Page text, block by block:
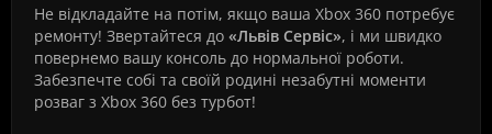
Не відкладайте на потім, якщо ваша Xbox 360 потребує
ремонту! Звертайтеся до «Львів Сервіс», і ми швидко
повернемо вашу консоль до нормальної роботи.
Забезпечте собі та своїй родині незабутні моменти
розваг з Xbox 360 без турбот!